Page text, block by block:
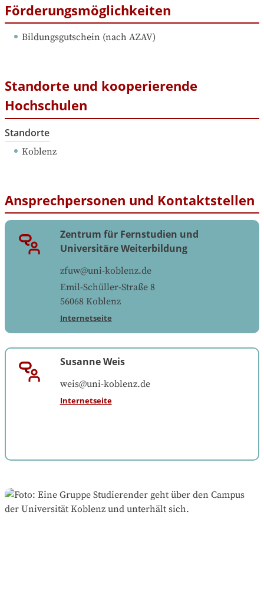
Förderungsmöglichkeiten
Bildungsgutschein (nach AZAV)
Standorte und kooperierende
Hochschulen
Standorte
Koblenz
Ansprechpersonen und Kontaktstellen
Zentrum für Fernstudien und
Universitäre Weiterbildung
zfuw@uni-koblenz.de
Emil-Schüller-Straße 8
56068 Koblenz
Internetseite
Susanne Weis
weis@uni-koblenz.de
Internetseite